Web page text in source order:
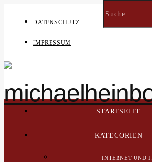
DATENSCHUTZ
IMPRESSUM
STARTSEITE
KATEGORIEN
INTERNET UND